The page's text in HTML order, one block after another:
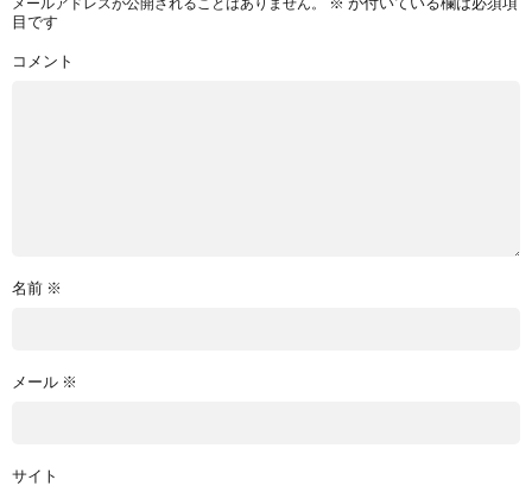
目です
コメント
名前 ※
メール ※
サイト